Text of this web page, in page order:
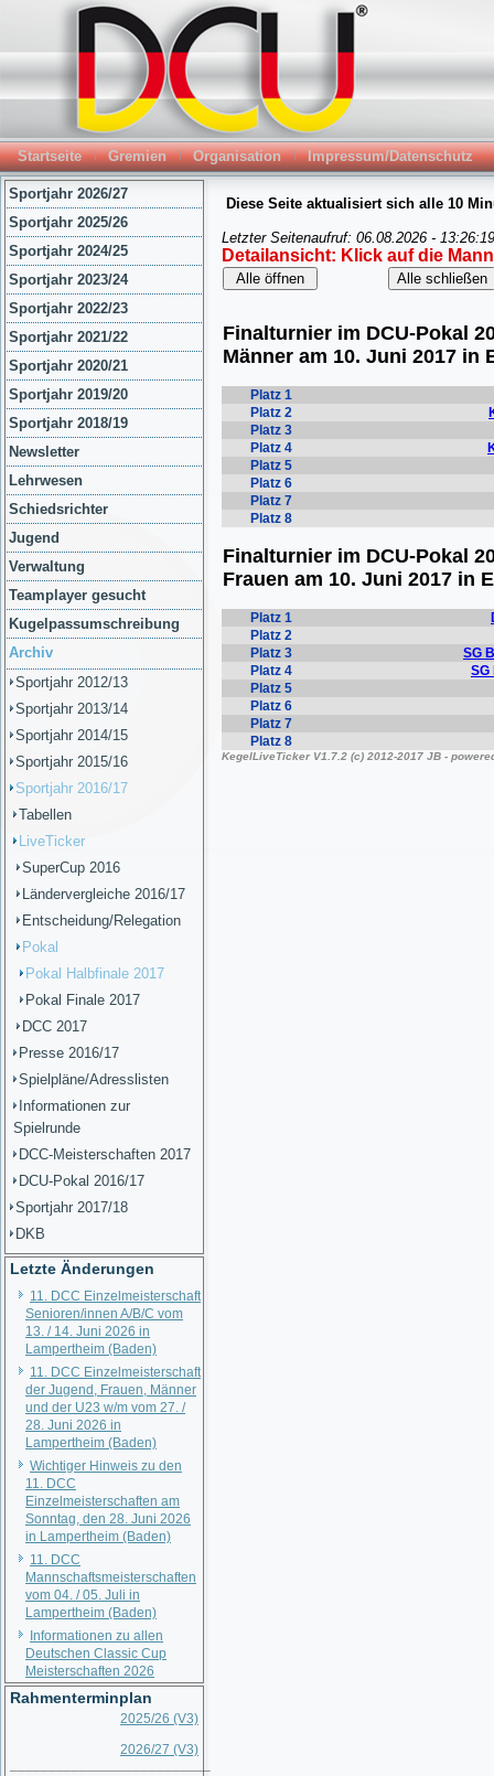
Startseite Gremien Organisation Impressum/Datenschutz
Sportjahr 2026/27
Sportjahr 2025/26
Sportjahr 2024/25
Sportjahr 2023/24
Sportjahr 2022/23
Sportjahr 2021/22
Sportjahr 2020/21
Sportjahr 2019/20
Sportjahr 2018/19
Newsletter
Lehrwesen
Schiedsrichter
Jugend
Verwaltung
Teamplayer gesucht
Kugelpassumschreibung
Archiv
Sportjahr 2012/13
Sportjahr 2013/14
Sportjahr 2014/15
Sportjahr 2015/16
Sportjahr 2016/17
Tabellen
LiveTicker
SuperCup 2016
Ländervergleiche 2016/17
Entscheidung/Relegation
Pokal
Pokal Halbfinale 2017
Pokal Finale 2017
DCC 2017
Presse 2016/17
Spielpläne/Adresslisten
Informationen zur
Spielrunde
DCC-Meisterschaften 2017
DCU-Pokal 2016/17
Sportjahr 2017/18
DKB
Letzte Änderungen
11. DCC Einzelmeisterschaft
Senioren/innen A/B/C vom
13. / 14. Juni 2026 in
Lampertheim (Baden)
11. DCC Einzelmeisterschaft
der Jugend, Frauen, Männer
und der U23 w/m vom 27. /
28. Juni 2026 in
Lampertheim (Baden)
Wichtiger Hinweis zu den
11. DCC
Einzelmeisterschaften am
Sonntag, den 28. Juni 2026
in Lampertheim (Baden)
11. DCC
Mannschaftsmeisterschaften
vom 04. / 05. Juli in
Lampertheim (Baden)
Informationen zu allen
Deutschen Classic Cup
Meisterschaften 2026
Rahmenterminplan
2025/26 (V3)
2026/27 (V3)